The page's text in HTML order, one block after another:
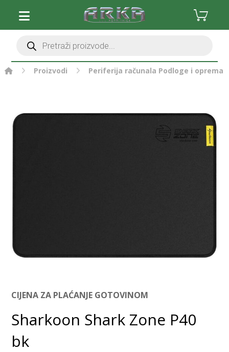
Proizvodi Periferija računala Podloge i oprema
CIJENA ZA PLAĆANJE GOTOVINOM
Sharkoon Shark Zone P40
bk